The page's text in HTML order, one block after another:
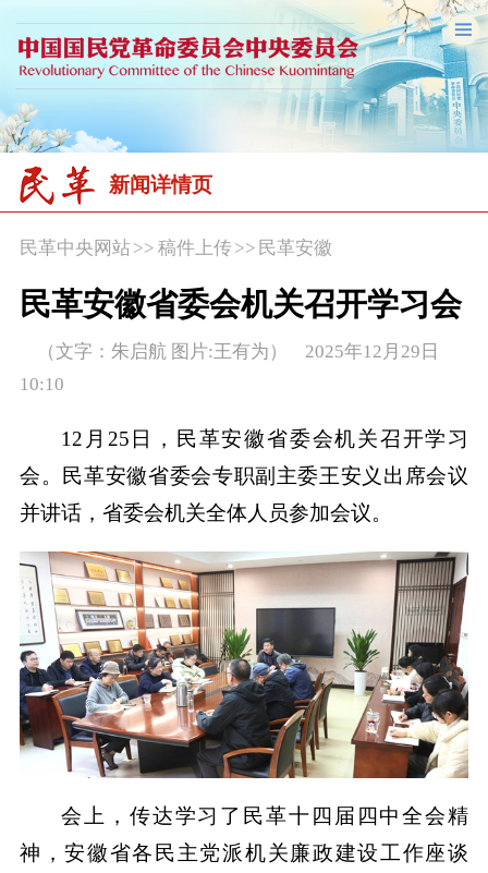
新闻详情页
民革中央网站>> 稿件上传 >> 民革安徽
民革安徽省委会机关召开学习会
（文字：朱启航 图片:王有为） 2025年12月29日
10:10
12月25日，民革安徽省委会机关召开学习
会。民革安徽省委会专职副主委王安义出席会议
并讲话，省委会机关全体人员参加会议。
会上，传达学习了民革十四届四中全会精
神，安徽省各民主党派机关廉政建设工作座谈